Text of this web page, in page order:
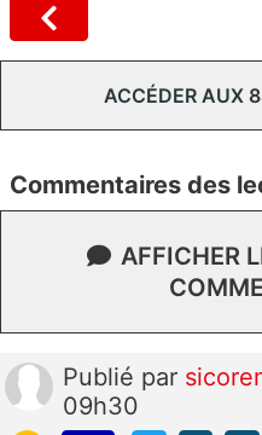
ACCÉDER AUX
Commentaires des
AFFICHER
Publié par
09h30